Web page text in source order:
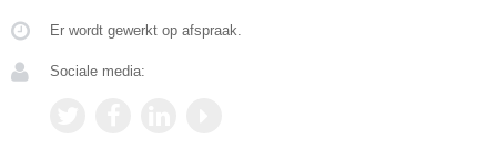
Er wordt gewerkt op afspraak.
Sociale media: